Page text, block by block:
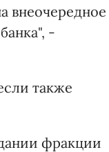
внеочередное
-
также
фракции